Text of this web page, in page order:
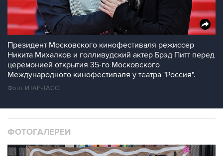
Президент Московского кинофестиваля режиссер
Никита Михалков и голливудский актер Брэд Питт перед
церемонией открытия 35-го Московского
Международного кинофестиваля у театра "Россия".
Фото: ИТАР-ТАСС
ФОТОГАЛЕРЕИ